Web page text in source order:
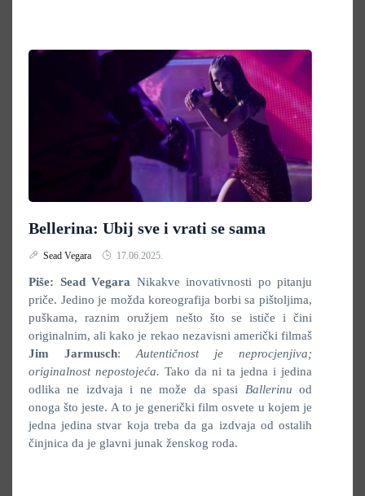
Bellerina: Ubij sve i vrati se sama
Sead Vegara 17.06.2025.
Piše: Sead Vegara Nikakve inovativnosti po pitanju
priče. Jedino je možda koreografija borbi sa pištoljima,
puškama, raznim oružjem nešto što se ističe i čini
originalnim, ali kako je rekao nezavisni američki filmaš
Jim Jarmusch: Autentičnost je neprocjenjiva;
originalnost nepostojeća. Tako da ni ta jedna i jedina
odlika ne izdvaja i ne može da spasi Ballerinuod
onoga što jeste. A to je generički film osvete u kojem je
jedna jedina stvar koja treba da ga izdvaja od ostalih
činjnica da je glavni junak ženskog roda.